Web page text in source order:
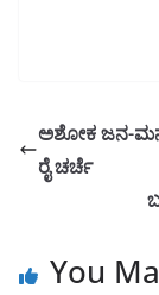
ಅಶೋಕ ಜನ-
ರೈ ಚರ್ಚೆ
You